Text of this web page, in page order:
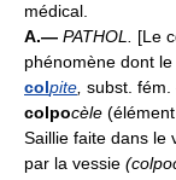
médical.
A.— PATHOL. [Le
phénomène dont
colpite subst. fém.
colpocèle (élément
Saillie faite dans le
par la vessie